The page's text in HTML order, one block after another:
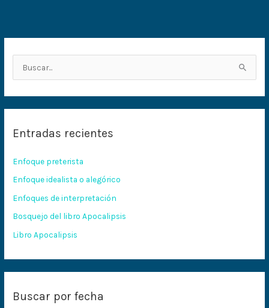
a
p
o
r
:
Entradas recientes
Enfoque preterista
Enfoque idealista o alegórico
Enfoques de interpretación
Bosquejo del libro Apocalipsis
Libro Apocalipsis
Buscar por fecha